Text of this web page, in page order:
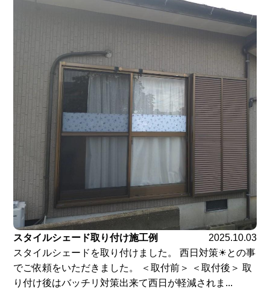
スタイルシェード取り付け施工例
2025.10.03
スタイルシェードを取り付けました。 西日対策☀との事
でご依頼をいただきました。 ＜取付前＞ ＜取付後＞ 取
り付け後はバッチリ対策出来て西日が軽減されま...